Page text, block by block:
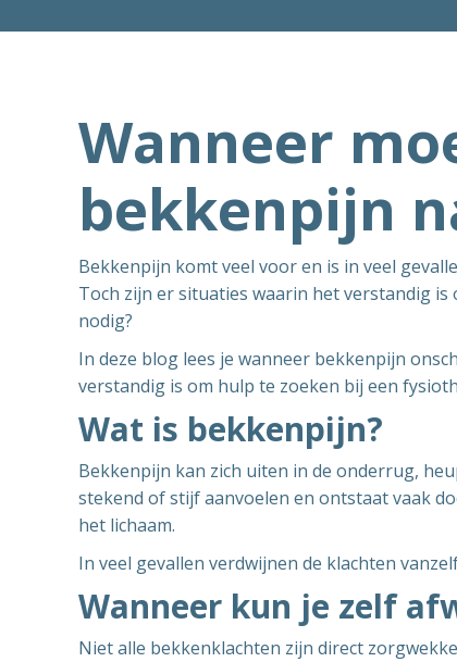
Wanneer
bekkenpijn
Bekkenpijn komt veel voor en is in veel
Toch zijn er situaties waarin het verstandig is
nodig?
In deze blog lees je wanneer bekkenpijn
verstandig is om hulp te zoeken bij een
Wat is bekkenpijn?
Bekkenpijn kan zich uiten in de onderrug,
stekend of stijf aanvoelen en ontstaat vaak
het lichaam.
In veel gevallen verdwijnen de klachten
Wanneer kun je zelf
Niet alle bekkenklachten zijn direct